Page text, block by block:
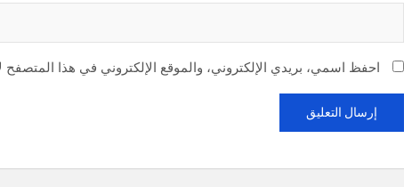
احفظ اسمي، بريدي الإلكتروني، والموقع الإلكتروني في هذا المتصفح